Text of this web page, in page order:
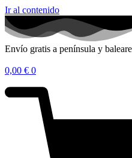
Ir al contenido
Envío gratis a península y
0,00 € 0